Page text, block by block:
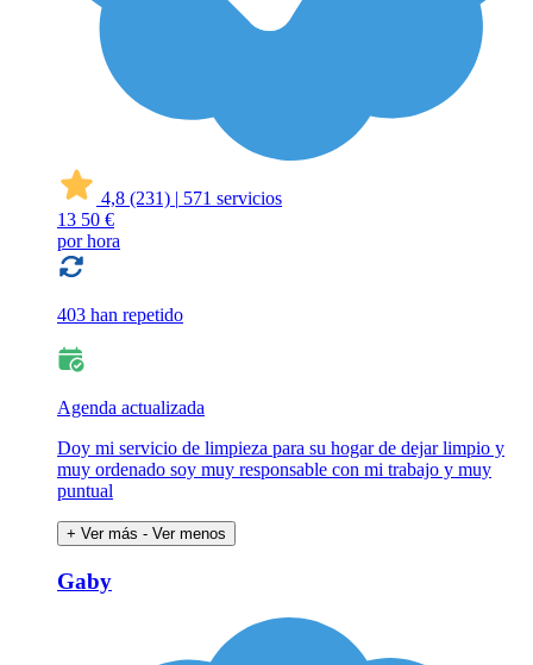
4,8 (231) | 571 servicios
13 50 €
por hora
403 han repetido
Agenda actualizada
Doy mi servicio de limpieza para su hogar de dejar limpio y
muy ordenado soy muy responsable con mi trabajo y muy
puntual
+ Ver más - Ver menos
Gaby